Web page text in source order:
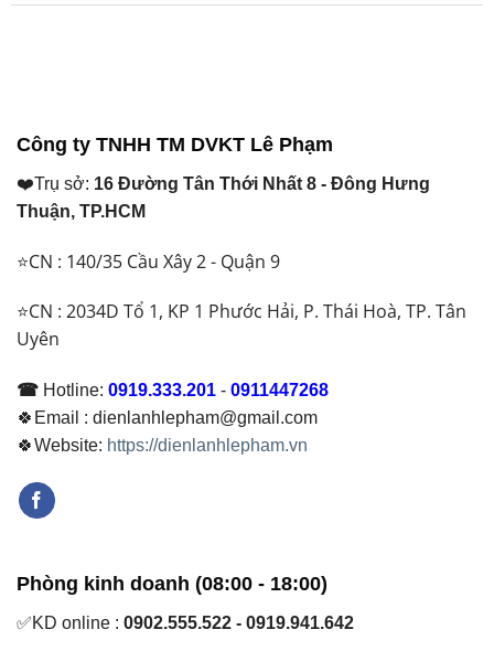
Công ty TNHH TM DVKT Lê Phạm
❤️Trụ sở: 16 Đường Tân Thới Nhất 8 - Đông Hưng
Thuận, TP.HCM
⭐CN : 140/35 Cầu Xây 2 - Quận 9
⭐CN : 2034D Tổ 1, KP 1 Phước Hải, P. Thái Hoà, TP. Tân
Uyên
☎ Hotline: 0919.333.201 - 0911447268
🍀Email : dienlanhlepham@gmail.com
🍀Website: https://dienlanhlepham.vn
Phòng kinh doanh (08:00 - 18:00)
✅KD online : 0902.555.522 - 0919.941.642